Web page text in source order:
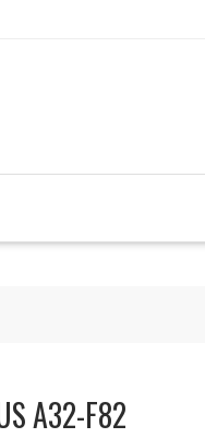
A32-F82